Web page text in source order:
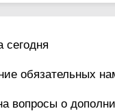
сегодня
обязательных
вопросы о